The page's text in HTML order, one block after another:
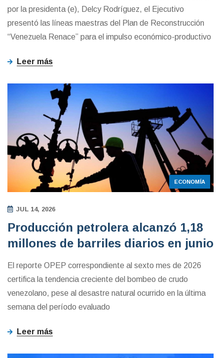
por la presidenta (e), Delcy Rodríguez, el Ejecutivo
presentó las líneas maestras del Plan de Reconstrucción
“Venezuela Renace” para el impulso económico-productivo
Leer más
ECONOMÍA
JUL 14, 2026
Producción petrolera alcanzó 1,18
millones de barriles diarios en junio
El reporte OPEP correspondiente al sexto mes de 2026
certifica la tendencia creciente del bombeo de crudo
venezolano, pese al desastre natural ocurrido en la última
semana del período evaluado
Leer más